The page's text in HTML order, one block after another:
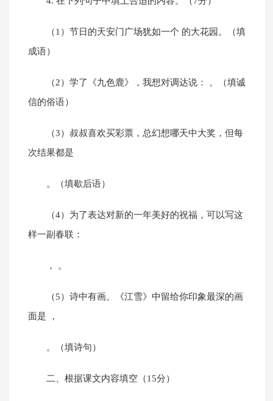
（1）节日的天安门广场犹如一个 的大花园。（填
成语）
（2）学了《九色鹿》，我想对调达说： 。（填诚
信的俗语）
（3）叔叔喜欢买彩票，总幻想哪天中大奖，但每
次结果都是
。（填歇后语）
（4）为了表达对新的一年美好的祝福，可以写这
样一副春联：
， 。
（5）诗中有画。《江雪》中留给你印象最深的画
面是 ，
。（填诗句）
二、根据课文内容填空（15分）